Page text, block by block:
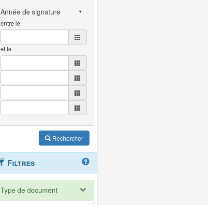
entre le
et le
Rechercher
Filtres
Type de document